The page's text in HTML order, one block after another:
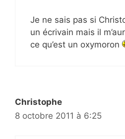
Je ne sais pas si
un écrivain mais il
ce qu’est un oxymoron
Christophe
8 octobre 2011 à 6:25